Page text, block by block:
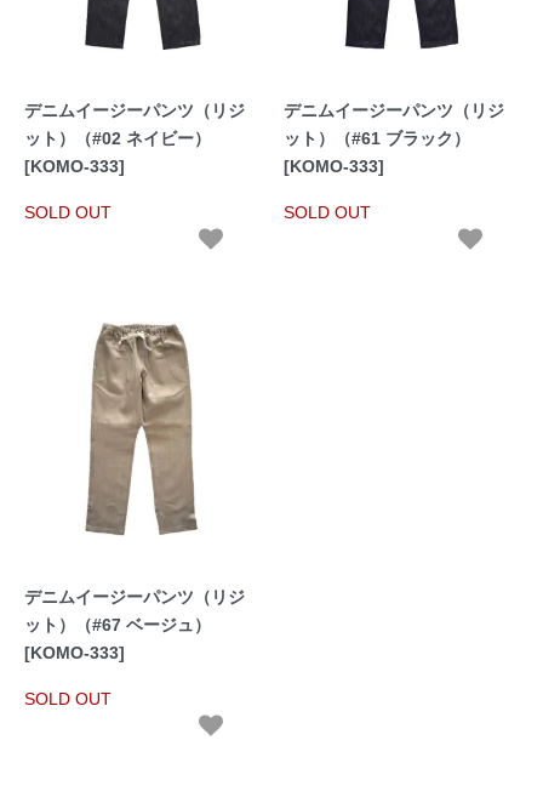
デニムイージーパンツ（リジ
ット）（#02 ネイビー）
[KOMO-333]
SOLD OUT
デニムイージーパンツ（リジ
ット）（#61 ブラック）
[KOMO-333]
SOLD OUT
デニムイージーパンツ（リジ
ット）（#67 ベージュ）
[KOMO-333]
SOLD OUT